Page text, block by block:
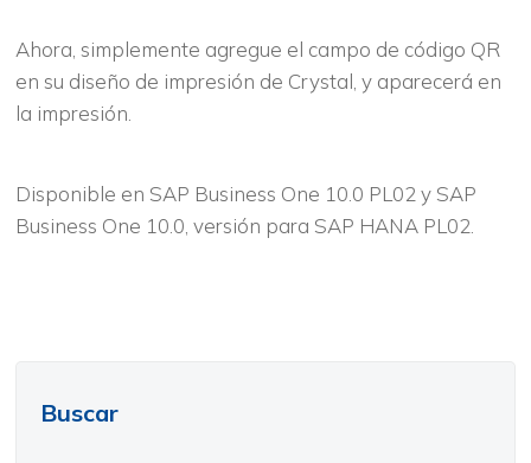
Ahora, simplemente agregue el campo de código QR
en su diseño de impresión de Crystal, y aparecerá en
la impresión.
Disponible en SAP Business One 10.0 PL02 y SAP
Business One 10.0, versión para SAP HANA PL02.
Buscar